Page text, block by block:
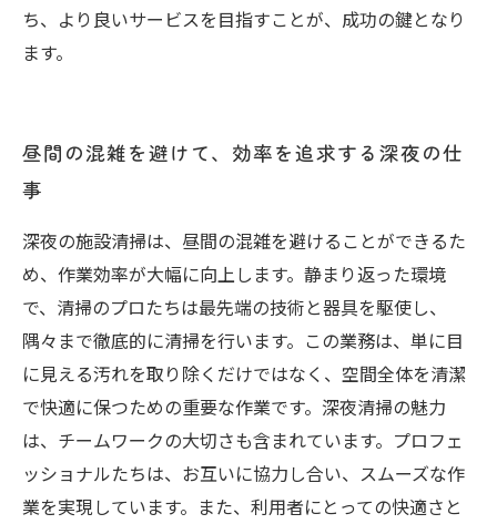
ち、より良いサービスを目指すことが、成功の鍵となり
ます。
昼間の混雑を避けて、効率を追求する深夜の仕
事
深夜の施設清掃は、昼間の混雑を避けることができるた
め、作業効率が大幅に向上します。静まり返った環境
で、清掃のプロたちは最先端の技術と器具を駆使し、
隅々まで徹底的に清掃を行います。この業務は、単に目
に見える汚れを取り除くだけではなく、空間全体を清潔
で快適に保つための重要な作業です。深夜清掃の魅力
は、チームワークの大切さも含まれています。プロフェ
ッショナルたちは、お互いに協力し合い、スムーズな作
業を実現しています。また、利用者にとっての快適さと